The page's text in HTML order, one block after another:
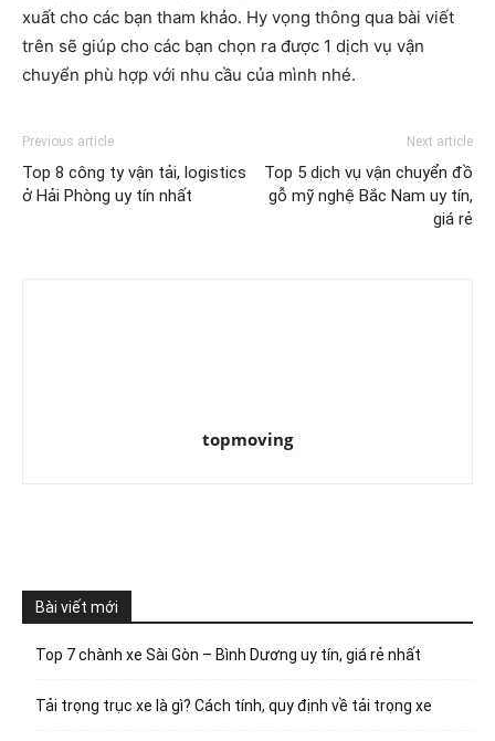
xuất cho các bạn tham khảo. Hy vọng thông qua bài viết
trên sẽ giúp cho các bạn chọn ra được 1 dịch vụ vận
chuyển phù hợp với nhu cầu của mình nhé.
Previous article
Top 8 công ty vận tải, logistics
ở Hải Phòng uy tín nhất
Next article
Top 5 dịch vụ vận chuyển đồ
gỗ mỹ nghệ Bắc Nam uy tín,
giá rẻ
topmoving
Bài viết mới
Top 7 chành xe Sài Gòn – Bình Dương uy tín, giá rẻ nhất
Tải trọng trục xe là gì? Cách tính, quy định về tải trọng xe